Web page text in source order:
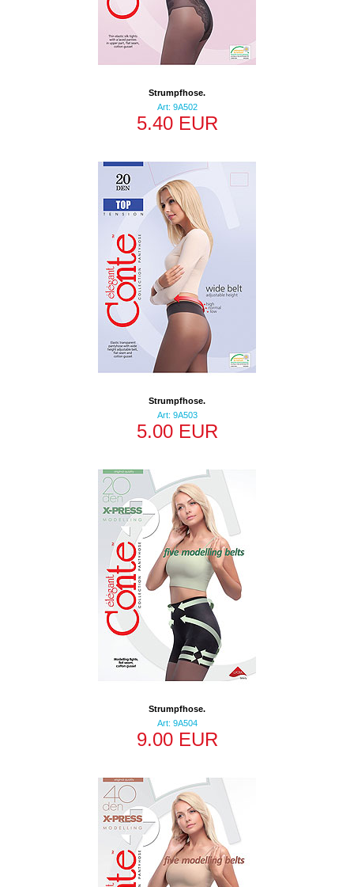
Strumpfhose.
Art: 9A502
5.40 EUR
Strumpfhose.
Art: 9A503
5.00 EUR
Strumpfhose.
Art: 9A504
9.00 EUR